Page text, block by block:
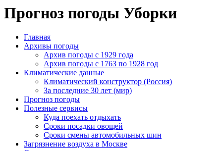
Прогноз погоды Уборки
Главная
Архивы погоды
Архив погоды c 1929 года
Архив погоды c 1763 по 1928 год
Климатические данные
Климатический конструктор (Россия)
За последние 30 лет (мир)
Прогноз погоды
Полезные сервисы
Куда поехать отдыхать
Сроки посадки овощей
Сроки смены автомобильных шин
Загрязнение воздуха в Москве